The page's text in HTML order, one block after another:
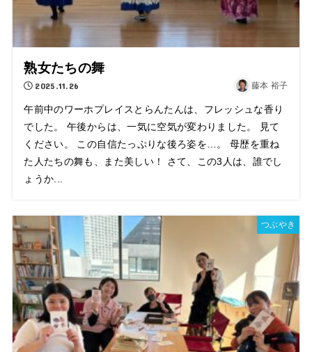
熟女たちの舞
2025.11.26 藤本 裕子
午前中のワーホプレイスとらんたんは、フレッシュな香り
でした。 午後からは、一気に空気が変わりました。 見て
ください。 この自信たっぷりな後ろ姿を…。 母歴を重ね
た人たちの舞も、また美しい！ さて、この3人は、誰でし
ょうか...
つぶやき